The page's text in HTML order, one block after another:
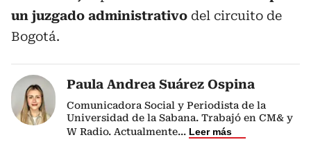
un juzgado administrativo del circuito de
Bogotá.
Paula Andrea Suárez Ospina
Comunicadora Social y Periodista de la
Universidad de la Sabana. Trabajó en CM& y
W Radio. Actualmente... Leer más